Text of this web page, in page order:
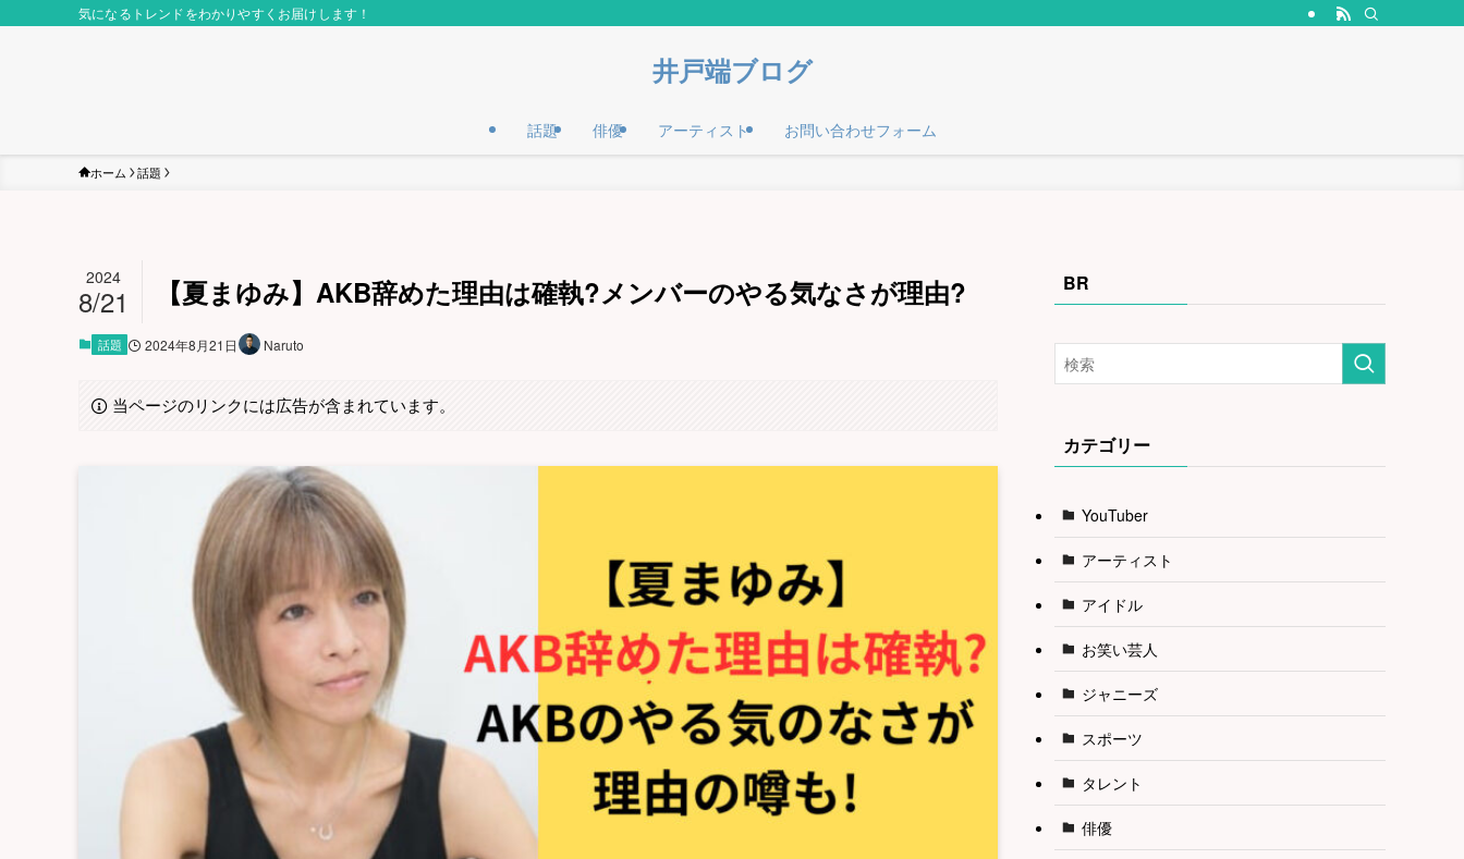
気になるトレンドをわかりやすくお届けします！
井戸端ブログ
話題 俳優 アーティスト お問い合わせフォーム
ホーム 話題
【夏まゆみ】AKB辞めた理由は確執?メンバーのやる気なさが理由?
2024
8/21
話題 2024年8月21日 Naruto
当ページのリンクには広告が含まれています。
BR
カテゴリー
YouTuber
アーティスト
アイドル
お笑い芸人
ジャニーズ
スポーツ
タレント
俳優